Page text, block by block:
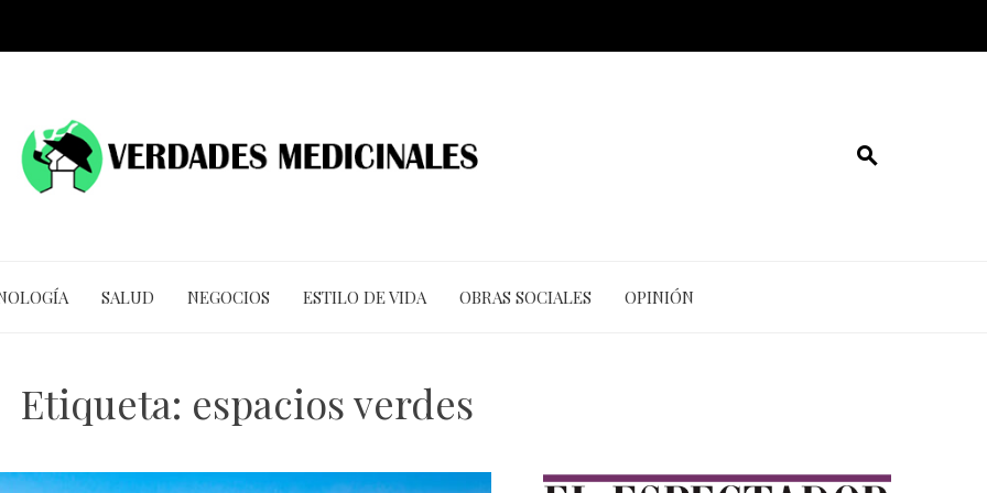
SALUD NEGOCIOS ESTILO DE VIDA OBRAS SOCIALES OPINIÓN
Etiqueta: espacios verdes